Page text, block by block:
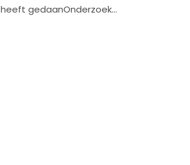
gedaanOnderzoek…